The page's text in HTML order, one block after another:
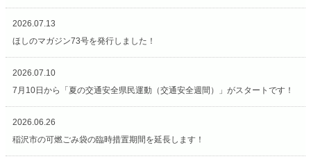
2026.07.13
ほしのマガジン73号を発行しました！
2026.07.10
7月10日から「夏の交通安全県民運動（交通安全週間）」がスタートです！
2026.06.26
稲沢市の可燃ごみ袋の臨時措置期間を延長します！